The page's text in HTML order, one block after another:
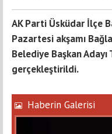
AK Parti Üsküdar İlçe
Pazartesi akşamı
Belediye Başkan Adayı
gerçekleştirildi.
Haberin Galerisi